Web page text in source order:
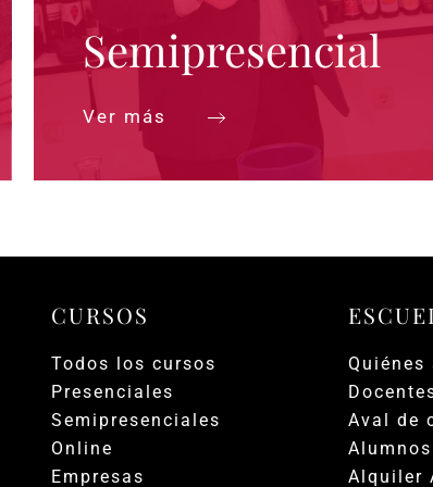
Semipresencial
Ver más
CURSOS
Todos los cursos
Presenciales
Semipresenciales
Online
Empresas
Quiénes
Aval de
Alquiler